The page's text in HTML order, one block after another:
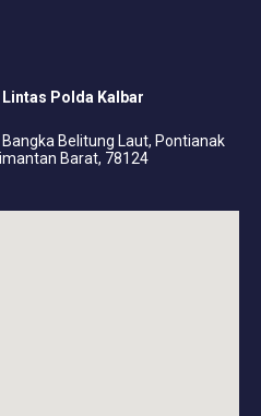
Polda Kalbar
Belitung Laut, Pontianak
Barat, 78124